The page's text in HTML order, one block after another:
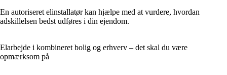
En autoriseret elinstallatør kan hjælpe med at vurdere, hvordan
adskillelsen bedst udføres i din ejendom.
Elarbejde i kombineret bolig og erhverv – det skal du være
opmærksom på